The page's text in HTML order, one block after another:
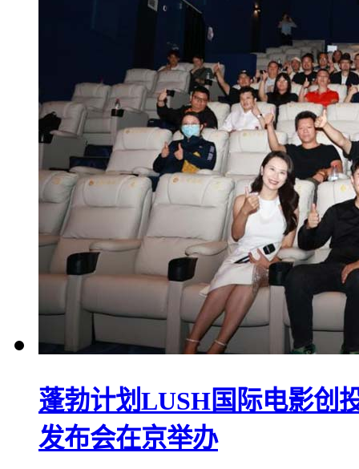
蓬勃计划LUSH国际电影创
发布会在京举办